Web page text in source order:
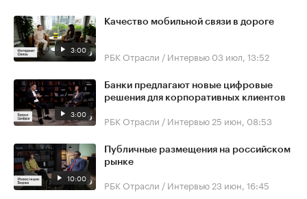
3:00
Качество мобильной связи в дороге
РБК Отрасли / Интервью 03 июл, 13:52
3:00
Банки предлагают новые цифровые
решения для корпоративных клиентов
РБК Отрасли / Интервью 25 июн, 08:53
10:00
Публичные размещения на российском
рынке
РБК Отрасли / Интервью 23 июн, 16:45